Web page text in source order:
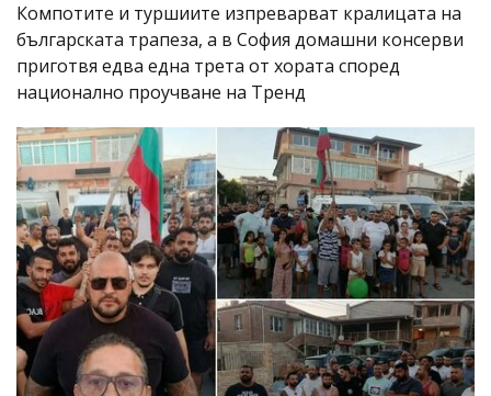
Компотите и туршиите изпреварват кралицата на
българската трапеза, а в София домашни консерви
приготвя едва една трета от хората според
национално проучване на Тренд